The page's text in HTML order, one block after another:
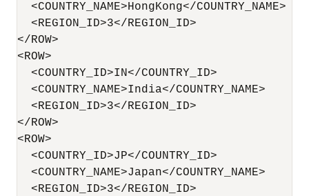
  <COUNTRY_NAME>HongKong</COUNTRY_NAME>
  <REGION_ID>3</REGION_ID>
</ROW>
<ROW>
  <COUNTRY_ID>IN</COUNTRY_ID>
  <COUNTRY_NAME>India</COUNTRY_NAME>
  <REGION_ID>3</REGION_ID>
</ROW>
<ROW>
  <COUNTRY_ID>JP</COUNTRY_ID>
  <COUNTRY_NAME>Japan</COUNTRY_NAME>
  <REGION_ID>3</REGION_ID>